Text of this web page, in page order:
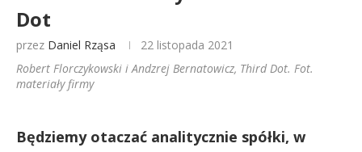
Dot
przez Daniel Rząsa
22 listopada 2021
Robert Florczykowski i Andzrej Bernatowicz, Third Dot. Fot.
materiały firmy
Będziemy otaczać analitycznie spółki, w